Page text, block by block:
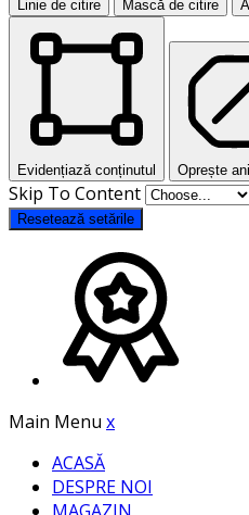
Linie de citire Mască de citire
Evidențiază conținutul Oprește
Skip To Content
Resetează setările
Main Menu x
ACASĂ
DESPRE NOI